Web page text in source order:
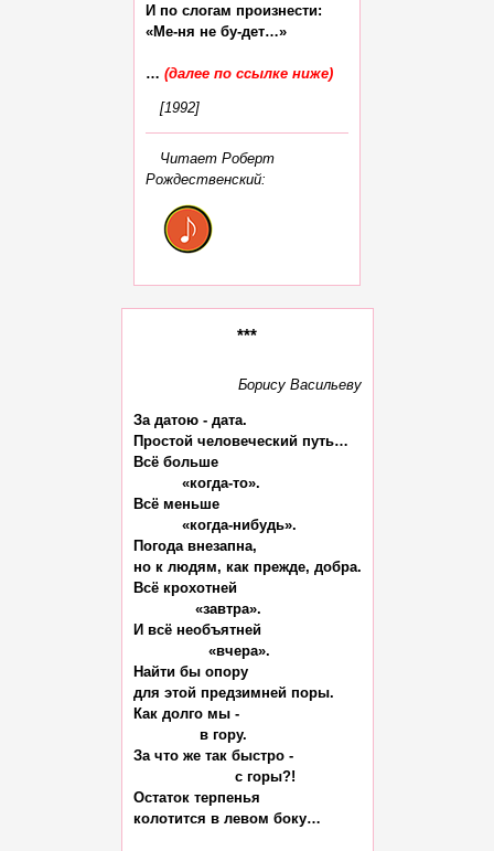
И по слогам произнести:
«Ме-ня не бу-дет…»
… (далее по ссылке ниже)
[1992]
Читает Роберт
Рождественский:
***
Борису Васильеву
За датою - дата.
Простой человеческий путь…
Всё больше
           «когда-то».
Всё меньше
           «когда-нибудь».
Погода внезапна,
но к людям, как прежде, добра.
Всё крохотней
              «завтра».
И всё необъятней
                 «вчера».
Найти бы опору
для этой предзимней поры.
Как долго мы -
               в гору.
За что же так быстро -
                       с горы?!
Остаток терпенья
колотится в левом боку…